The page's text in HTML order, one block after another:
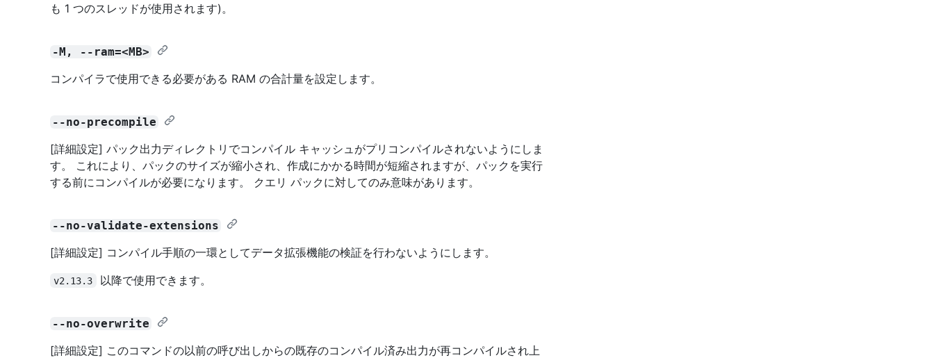
も 1 つのスレッドが使用されます)。
-M, --ram=<MB>
コンパイラで使用できる必要がある RAM の合計量を設定します。
--no-precompile
[詳細設定] パック出力ディレクトリでコンパイル キャッシュがプリコンパイルされないようにしま
す。 これにより、パックのサイズが縮小され、作成にかかる時間が短縮されますが、パックを実行
する前にコンパイルが必要になります。 クエリ パックに対してのみ意味があります。
--no-validate-extensions
[詳細設定] コンパイル手順の一環としてデータ拡張機能の検証を行わないようにします。
v2.13.3 以降で使用できます。
--no-overwrite
[詳細設定] このコマンドの以前の呼び出しからの既存のコンパイル済み出力が再コンパイルされ上